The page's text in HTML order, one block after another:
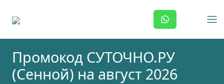
Промокод СУТОЧНО.РУ
(Сенной) на август 2026